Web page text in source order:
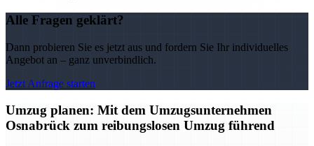
Alle Fragen geklärt?
Dann probieren Sie es jetzt aus und fordern Sie Ihr individuelles
Angebot an – ganz unverbindlich.
Jetzt Anfrage starten
Umzug planen: Mit dem Umzugsunternehmen
Osnabrück zum reibungslosen Umzug führend